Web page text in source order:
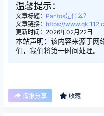
温馨提示：
文章标题： Pantos是什么？
文章链接： https://
更新时间：2026年02月22日
本站声明：该内容来源于网
们，我们将第一时间处理。
海报分享 收藏